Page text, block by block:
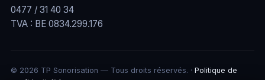
0477 / 31 40 34
TVA : BE 0834.299.176
© 2026 TP Sonorisation — Tous droits réservés. · Politique de